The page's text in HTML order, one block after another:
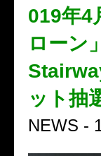
019年4
ローン
ット抽
NEWS -